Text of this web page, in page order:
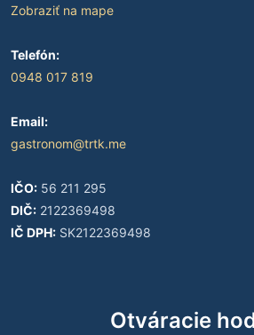
Zobraziť na mape
Telefón:
0948 017 819
Email:
gastronom@trtk.me
IČO: 56 211 295
DIČ: 2122369498
IČ DPH: SK2122369498
Otváracie